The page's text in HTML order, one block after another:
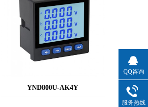
YND800U-AK4Y
QQ咨询
服务热线